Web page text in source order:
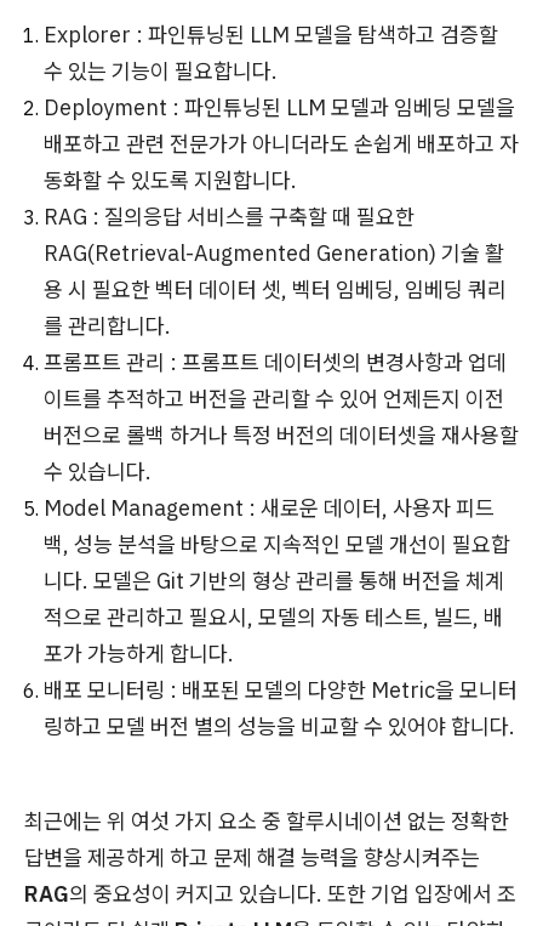
Explorer : 파인튜닝된 LLM 모델을 탐색하고 검증할
수 있는 기능이 필요합니다.
Deployment : 파인튜닝된 LLM 모델과 임베딩 모델을
배포하고 관련 전문가가 아니더라도 손쉽게 배포하고 자
동화할 수 있도록 지원합니다.
RAG : 질의응답 서비스를 구축할 때 필요한
RAG(Retrieval-Augmented Generation) 기술 활
용 시 필요한 벡터 데이터 셋, 벡터 임베딩, 임베딩 쿼리
를 관리합니다.
프롬프트 관리 : 프롬프트 데이터셋의 변경사항과 업데
이트를 추적하고 버전을 관리할 수 있어 언제든지 이전
버전으로 롤백 하거나 특정 버전의 데이터셋을 재사용할
수 있습니다.
Model Management : 새로운 데이터, 사용자 피드
백, 성능 분석을 바탕으로 지속적인 모델 개선이 필요합
니다. 모델은 Git 기반의 형상 관리를 통해 버전을 체계
적으로 관리하고 필요시, 모델의 자동 테스트, 빌드, 배
포가 가능하게 합니다.
배포 모니터링 : 배포된 모델의 다양한 Metric을 모니터
링하고 모델 버전 별의 성능을 비교할 수 있어야 합니다.
최근에는 위 여섯 가지 요소 중 할루시네이션 없는 정확한
답변을 제공하게 하고 문제 해결 능력을 향상시켜주는
RAG의 중요성이 커지고 있습니다. 또한 기업 입장에서 조